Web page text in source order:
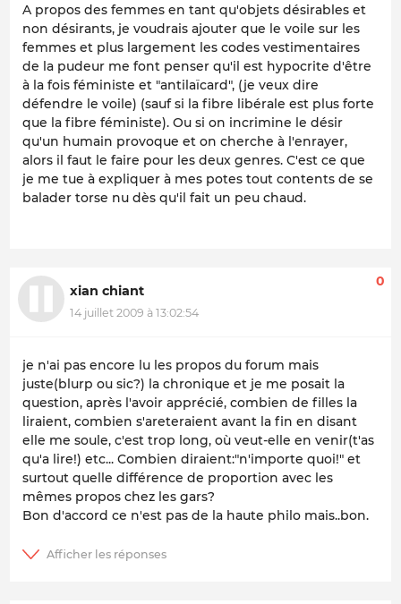
A propos des femmes en tant qu'objets désirables et
non désirants, je voudrais ajouter que le voile sur les
femmes et plus largement les codes vestimentaires
de la pudeur me font penser qu'il est hypocrite d'être
à la fois féministe et "antilaïcard", (je veux dire
défendre le voile) (sauf si la fibre libérale est plus forte
que la fibre féministe). Ou si on incrimine le désir
qu'un humain provoque et on cherche à l'enrayer,
alors il faut le faire pour les deux genres. C'est ce que
je me tue à expliquer à mes potes tout contents de se
balader torse nu dès qu'il fait un peu chaud.
xian chiant
14 juillet 2009 à 13:02:54
0
je n'ai pas encore lu les propos du forum mais
juste(blurp ou sic?) la chronique et je me posait la
question, après l'avoir apprécié, combien de filles la
liraient, combien s'areteraient avant la fin en disant
elle me soule, c'est trop long, où veut-elle en venir(t'as
qu'a lire!) etc... Combien diraient:"n'importe quoi!" et
surtout quelle différence de proportion avec les
mêmes propos chez les gars?
Bon d'accord ce n'est pas de la haute philo mais..bon.